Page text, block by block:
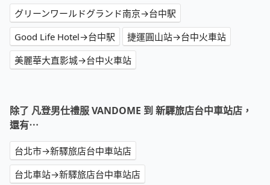
グリーンワールドグランド南京→台中駅
Good Life Hotel→台中駅
捷運圓山站→台中火車站
美麗華大直影城→台中火車站
除了 凡登男仕禮服 VANDOME 到 新驛旅店台中車站店，
還有⋯
台北市→新驛旅店台中車站店
台北車站→新驛旅店台中車站店